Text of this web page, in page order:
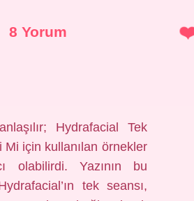
8 Yorum
Hydrafacial Tek
Mi için kullanılan örnekler
olabilirdi. Yazının bu
tek seansı,